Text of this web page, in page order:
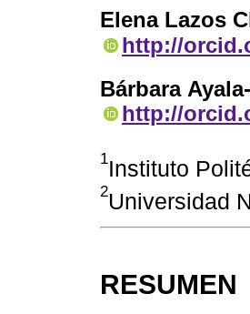
Elena Lazos
http://
Bárbara
http://
1Instituto
2Universidad
RESUMEN